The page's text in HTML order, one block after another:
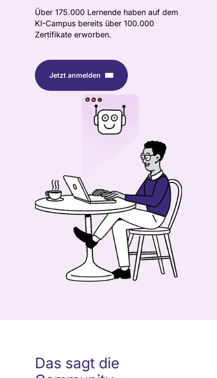
Über 175.000 Lernende haben auf dem
KI-Campus bereits über 100.000
Zertifikate erworben.
Jetzt anmelden
Das sagt die